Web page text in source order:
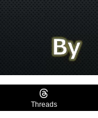
Threads